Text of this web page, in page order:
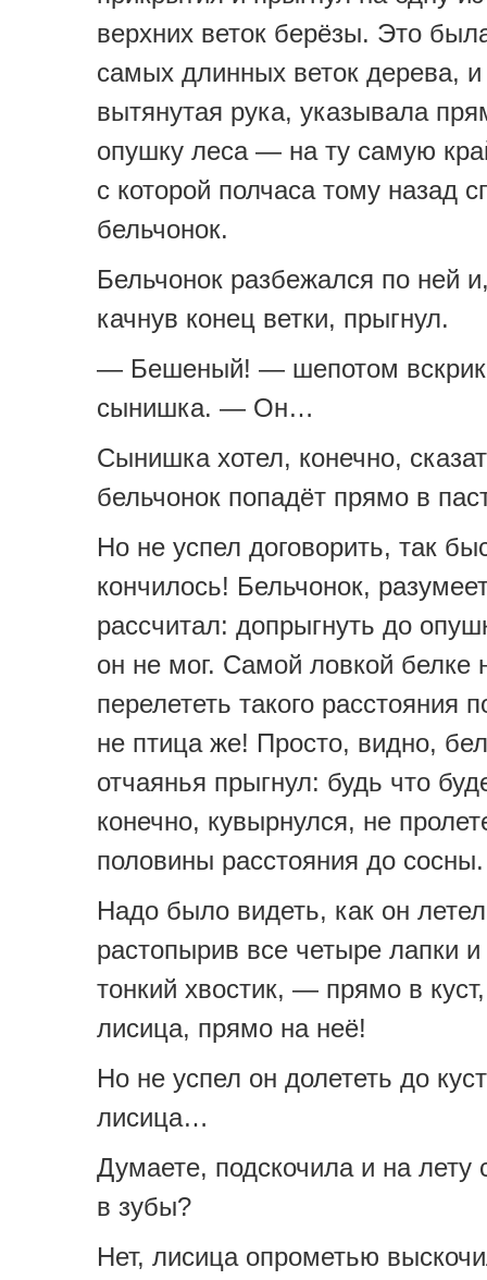
верхних веток берёзы. Это
самых длинных веток дерева, и
вытянутая рука, указывала
опушку леса — на ту самую
с которой полчаса тому назад
бельчонок.
Бельчонок разбежался по ней
качнув конец ветки, прыгнул.
— Бешеный! — шепотом
сынишка. — Он…
Сынишка хотел, конечно,
бельчонок попадёт прямо в
Но не успел договорить, так
кончилось! Бельчонок,
рассчитал: допрыгнуть до
он не мог. Самой ловкой белке
перелететь такого расстояния
не птица же! Просто, видно,
отчаянья прыгнул: будь что
конечно, кувырнулся, не
половины расстояния до сосны.
Надо было видеть, как он
растопырив все четыре лапки
тонкий хвостик, — прямо в
лисица, прямо на неё!
Но не успел он долететь до
лисица…
Думаете, подскочила и на лету
в зубы?
Нет, лисица опрометью